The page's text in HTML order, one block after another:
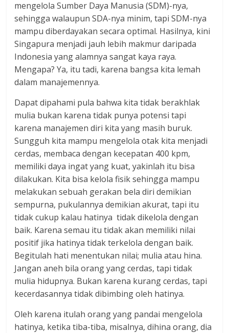
mengelola Sumber Daya Manusia (SDM)-nya,
sehingga walaupun SDA-nya minim, tapi SDM-nya
mampu diberdayakan secara optimal. Hasilnya, kini
Singapura menjadi jauh lebih makmur daripada
Indonesia yang alamnya sangat kaya raya.
Mengapa? Ya, itu tadi, karena bangsa kita lemah
dalam manajemennya.
Dapat dipahami pula bahwa kita tidak berakhlak
mulia bukan karena tidak punya potensi tapi
karena manajemen diri kita yang masih buruk.
Sungguh kita mampu mengelola otak kita menjadi
cerdas, membaca dengan kecepatan 400 kpm,
memiliki daya ingat yang kuat, yakinlah itu bisa
dilakukan. Kita bisa kelola fisik sehingga mampu
melakukan sebuah gerakan bela diri demikian
sempurna, pukulannya demikian akurat, tapi itu
tidak cukup kalau hatinya tidak dikelola dengan
baik. Karena semau itu tidak akan memiliki nilai
positif jika hatinya tidak terkelola dengan baik.
Begitulah hati menentukan nilai; mulia atau hina.
Jangan aneh bila orang yang cerdas, tapi tidak
mulia hidupnya. Bukan karena kurang cerdas, tapi
kecerdasannya tidak dibimbing oleh hatinya.
Oleh karena itulah orang yang pandai mengelola
hatinya, ketika tiba-tiba, misalnya, dihina orang, dia